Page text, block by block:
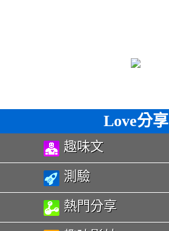
Love分享
趣味文
測驗
熱門分享